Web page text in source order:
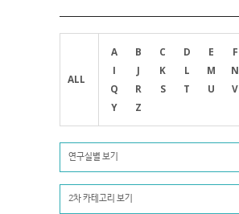
ALL
A B C D E F
I
J K L M N
Q
R S T U V
Y
Z
연구실별 보기
2차 카테고리 보기